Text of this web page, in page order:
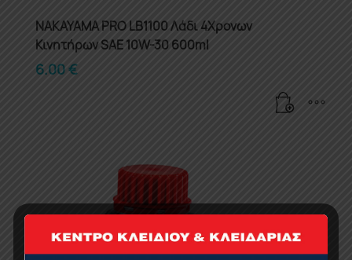
NAKAYAMA PRO LB1100 Λάδι 4Χρονων
Κινητήρων SAE 10W-30 600ml
6.00€